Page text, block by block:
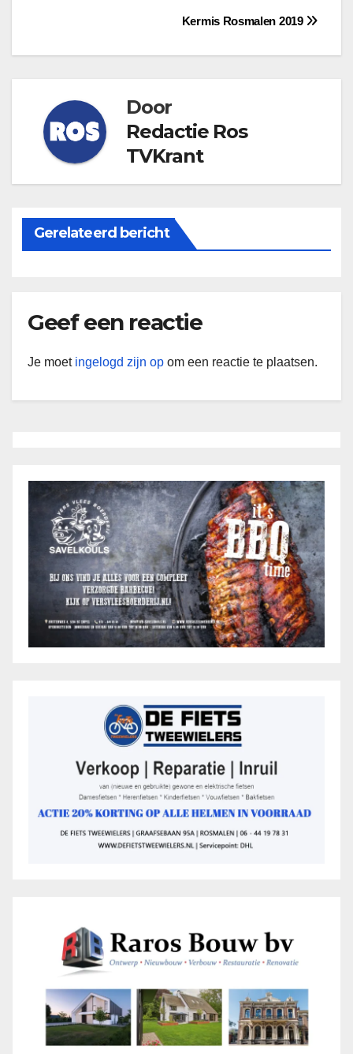
navigatie
Kermis Rosmalen 2019
Door
Redactie Ros
TVKrant
Gerelateerd bericht
Geef een reactie
Je moet ingelogd zijn op om een reactie te plaatsen.